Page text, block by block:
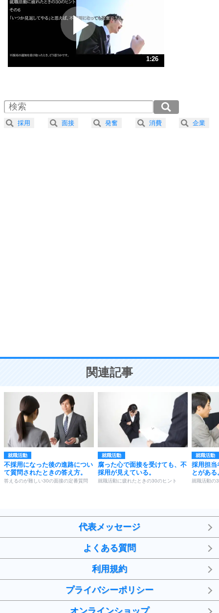
プラス思考
ポジティブになれない原因は、行動しないから。
ポジティブ思考になる30の方法
ストレス対策
人生、なんとかなるもの。
気楽に生きる30の方法
4 器の大きい人は、怒りを優しさで表現する。
プラス思考
ことが大切。
1:26
2.0倍速 （169KB 43秒）
2.5倍速 （136KB 34秒）
3.0倍速 （113KB 28秒）
採用 面接 発奮 消費 企業
関連記事
就職活動
不採用になった後の進路につい
て質問されたときの答え方。
答えるのが難しい30の面接の定番質問
就職活動
腐った心で面接を受けても、不
採用が見えている。
就職活動に疲れたときの30のヒント
就職活動
採用担当
とがある
就職活動の
代表メッセージ
よくある質問
利用規約
プライバシーポリシー
オンラインショップ